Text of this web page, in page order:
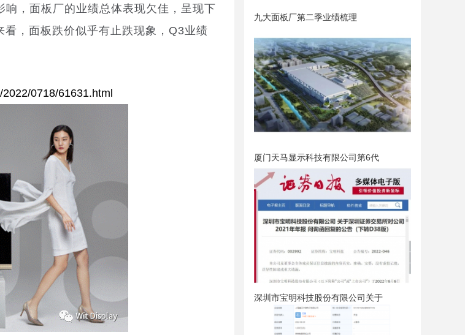
，面板厂的业绩总体表现欠佳，呈现下
，面板跌价似乎有止跌现象，Q3业绩
0718/61631.html
九大面板厂第二季业绩梳理
厦门天马显示科技有限公司第6代
深圳市宝明科技股份有限公司关于